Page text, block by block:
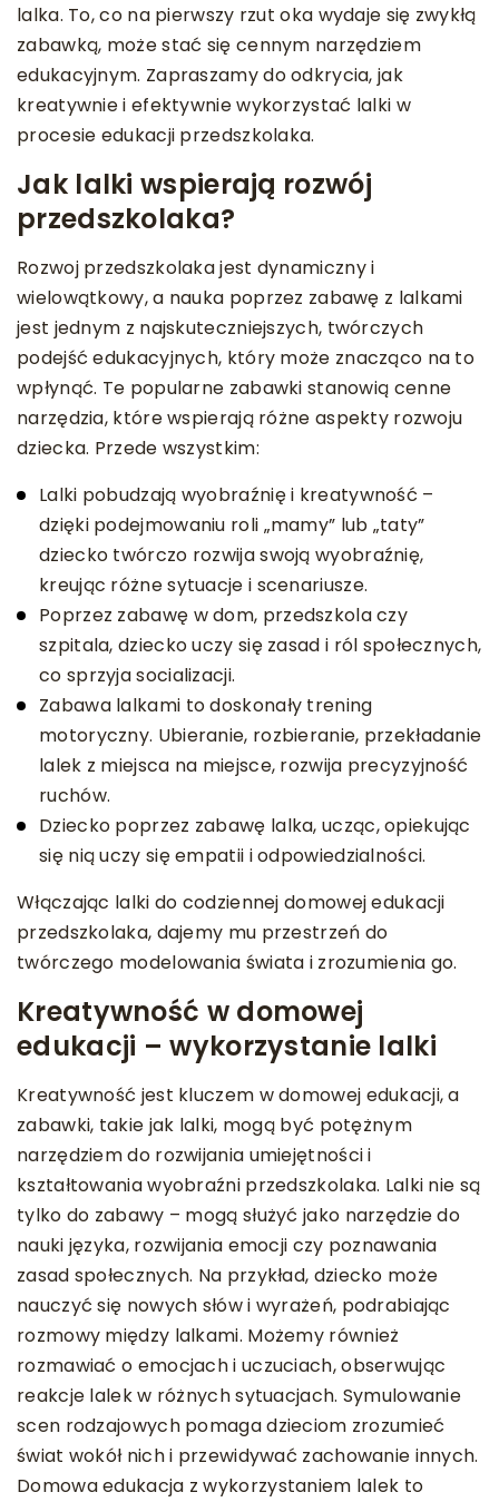
lalka. To, co na pierwszy rzut oka wydaje się zwykłą
zabawką, może stać się cennym narzędziem
edukacyjnym. Zapraszamy do odkrycia, jak
kreatywnie i efektywnie wykorzystać lalki w
procesie edukacji przedszkolaka.
Jak lalki wspierają rozwój
przedszkolaka?
Rozwoj przedszkolaka jest dynamiczny i
wielowątkowy, a nauka poprzez zabawę z lalkami
jest jednym z najskuteczniejszych, twórczych
podejść edukacyjnych, który może znacząco na to
wpłynąć. Te popularne zabawki stanowią cenne
narzędzia, które wspierają różne aspekty rozwoju
dziecka. Przede wszystkim:
Lalki pobudzają wyobraźnię i kreatywność –
dzięki podejmowaniu roli „mamy” lub „taty”
dziecko twórczo rozwija swoją wyobraźnię,
kreując różne sytuacje i scenariusze.
Poprzez zabawę w dom, przedszkola czy
szpitala, dziecko uczy się zasad i ról społecznych,
co sprzyja socializacji.
Zabawa lalkami to doskonały trening
motoryczny. Ubieranie, rozbieranie, przekładanie
lalek z miejsca na miejsce, rozwija precyzyjność
ruchów.
Dziecko poprzez zabawę lalka, ucząc, opiekując
się nią uczy się empatii i odpowiedzialności.
Włączając lalki do codziennej domowej edukacji
przedszkolaka, dajemy mu przestrzeń do
twórczego modelowania świata i zrozumienia go.
Kreatywność w domowej
edukacji – wykorzystanie lalki
Kreatywność jest kluczem w domowej edukacji, a
zabawki, takie jak lalki, mogą być potężnym
narzędziem do rozwijania umiejętności i
kształtowania wyobraźni przedszkolaka. Lalki nie są
tylko do zabawy – mogą służyć jako narzędzie do
nauki języka, rozwijania emocji czy poznawania
zasad społecznych. Na przykład, dziecko może
nauczyć się nowych słów i wyrażeń, podrabiając
rozmowy między lalkami. Możemy również
rozmawiać o emocjach i uczuciach, obserwując
reakcje lalek w różnych sytuacjach. Symulowanie
scen rodzajowych pomaga dzieciom zrozumieć
świat wokół nich i przewidywać zachowanie innych.
Domowa edukacja z wykorzystaniem lalek to